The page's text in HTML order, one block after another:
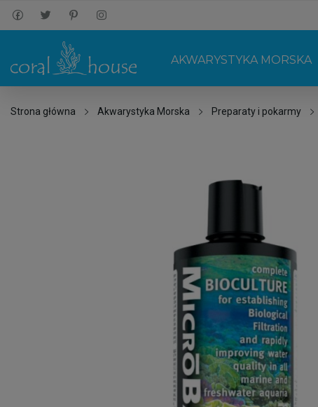
AKWARYSTYKA MORSKA
Strona główna Akwarystyka Morska Preparaty i pokarmy